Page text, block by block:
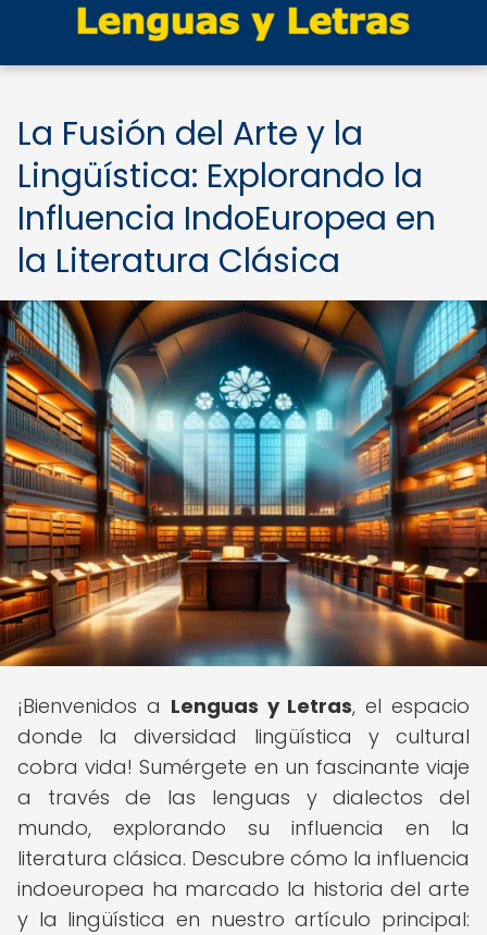
La Fusión del Arte y la
Lingüística: Explorando la
Influencia IndoEuropea en
la Literatura Clásica
¡Bienvenidos a Lenguas y Letras, el espacio
donde la diversidad lingüística y cultural
cobra vida! Sumérgete en un fascinante viaje
a través de las lenguas y dialectos del
mundo, explorando su influencia en la
literatura clásica. Descubre cómo la influencia
indoeuropea ha marcado la historia del arte
y la lingüística en nuestro artículo principal: